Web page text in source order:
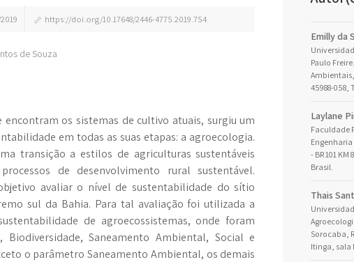
https://doi.org/10.17648/2446-4775.2019.754
de Souza
os sistemas de cultivo atuais, surgiu um
em todas as suas etapas: a agroecologia.
transição a estilos de agriculturas sustentáveis
de desenvolvimento rural sustentável.
avaliar o nível de sustentabilidade do sítio
sul da Bahia. Para tal avaliação foi utilizada a
de agroecossistemas, onde foram
Saneamento Ambiental, Social e
o parâmetro Saneamento Ambiental, os demais
Emilly da
Paulo
Ambientais,
45988-058,
Laylane
Faculdade
- BR 101
Brasil.
Thais
Sorocaba,
Itinga, sala